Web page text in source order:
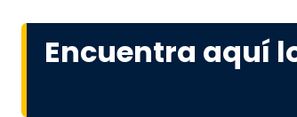
Encuentra aquí